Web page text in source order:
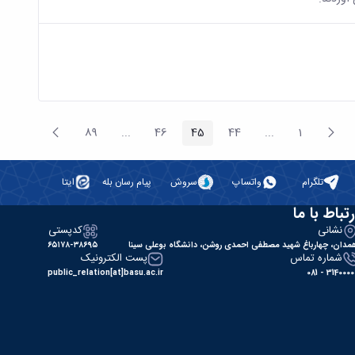
پیغام صفحه1
...
Intermediate Pages
صفحه44 صفحه45 صفحه46
...
Intermediate Pages
صفحه89 صفحه
تلگرام واتساپ سروش پیام رسان بله ایتا
با ما
نشانی
چهارباغ شهید مصطفی احمدی روشن، دانشگاه بوعلی سینا
کدپستی
۶۵۱۷۸-۳۸۶۹۵
شماره تماس
31400000 -
پست الکترونیک
public_relation[at]basu.ac.ir